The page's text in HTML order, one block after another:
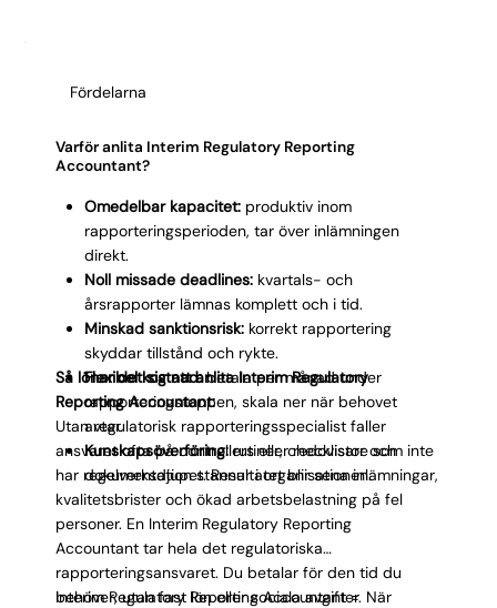
Fördelarna
Varför anlita Interim Regulatory Reporting
Accountant?
Omedelbar kapacitet:produktiv inom
rapporteringsperioden, tar över inlämningen
direkt.
Noll missade deadlines:kvartals- och
årsrapporter lämnas komplett och i tid.
Minskad sanktionsrisk:korrekt rapportering
skyddar tillstånd och rykte.
Flexibel kostnad:betala per månad under
rapporteringstoppen, skala ner när behovet
avtar.
Kunskapsöverföring:rutiner, checklistor och
dokumentation stannar i organisationen.
Så lönar det sig att anlita Interim Regulatory
Reporting Accountant:
Utan regulatorisk rapporteringsspecialist faller
ansvaret ofta på controllers eller redovisare som inte
har regelverksdjupet. Resultatet blir sena inlämningar,
kvalitetsbrister och ökad arbetsbelastning på fel
personer. En Interim Regulatory Reporting
Accountant tar hela det regulatoriska
rapporteringsansvaret. Du betalar för den tid du
behöver, utan fast lön eller sociala avgifter. När
Interim Regulatory Reporting Accountant =